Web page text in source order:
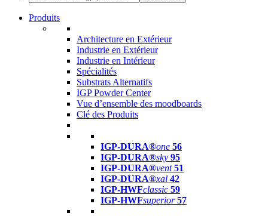
Produits
Architecture en Extérieur
Industrie en Extérieur
Industrie en Intérieur
Spécialités
Substrats Alternatifs
IGP Powder Center
Vue d’ensemble des moodboards
Clé des Produits
IGP-DURA®one 56
IGP-DURA®sky 95
IGP-DURA®vent 51
IGP-DURA®xal 42
IGP-HWFclassic 59
IGP-HWFsuperior 57